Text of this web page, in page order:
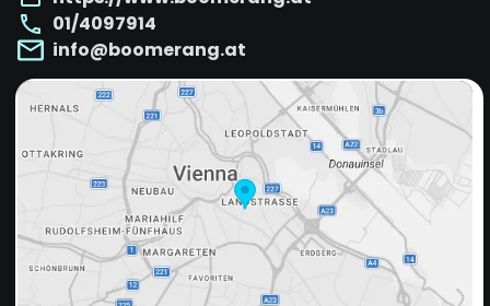
01/4097914
info@boomerang.at